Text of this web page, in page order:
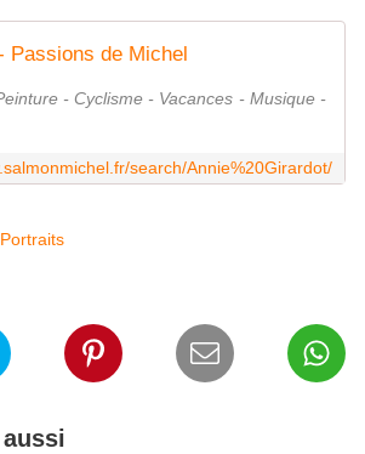
Passions de Michel
- Cyclisme - Vacances - Musique -
search/Annie%20Girardot/